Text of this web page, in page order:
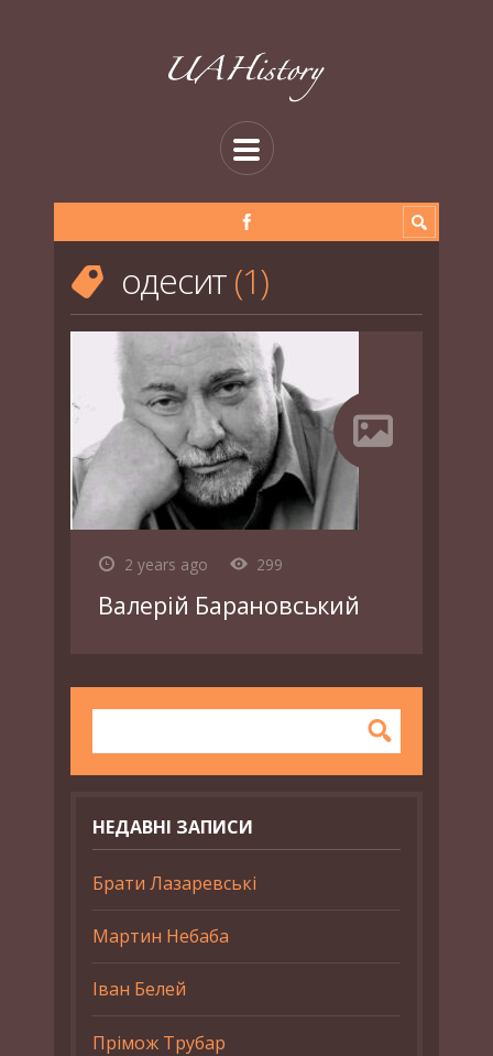
одесит 1
2 years ago 299
Валерій Барановський
НЕДАВНІ ЗАПИСИ
Брати Лазаревські
Мартин Небаба
Іван Белей
Прімож Трубар